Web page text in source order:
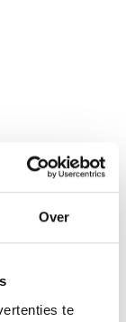
Over
te
Nederland